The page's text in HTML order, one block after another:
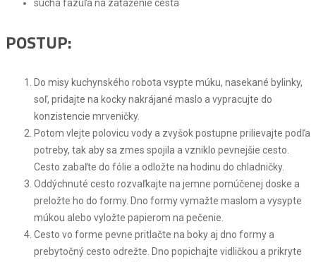
suchá fazuľa na zaťaženie cesta
POSTUP:
Do misy kuchynského robota vsypte múku, nasekané bylinky,
soľ, pridajte na kocky nakrájané maslo a vypracujte do
konzistencie mrveničky.
Potom vlejte polovicu vody a zvyšok postupne prilievajte podľa
potreby, tak aby sa zmes spojila a vzniklo pevnejšie cesto.
Cesto zabaľte do fólie a odložte na hodinu do chladničky.
Oddýchnuté cesto rozvaľkajte na jemne pomúčenej doske a
preložte ho do formy. Dno formy vymažte maslom a vysypte
múkou alebo vyložte papierom na pečenie.
Cesto vo forme pevne pritlačte na boky aj dno formy a
prebytočný cesto odrežte. Dno popichajte vidličkou a prikryte